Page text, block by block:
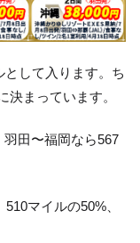
して入ります。ち
まっています。
田〜福岡なら567
マイルの50%、